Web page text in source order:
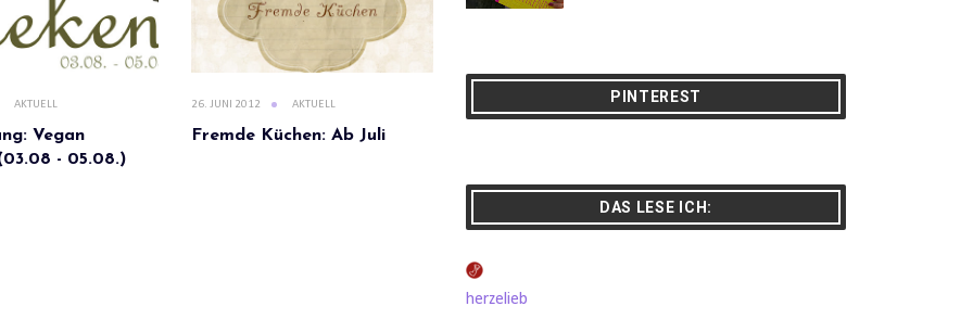
AKTUELL
Vegan
- 05.08.)
26. JUNI 2012 AKTUELL
Fremde Küchen: Ab Juli
PINTEREST
DAS LESE ICH:
herzelieb